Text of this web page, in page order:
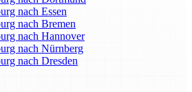
nach Essen
nach Bremen
nach Hannover
nach Nürnberg
nach Dresden